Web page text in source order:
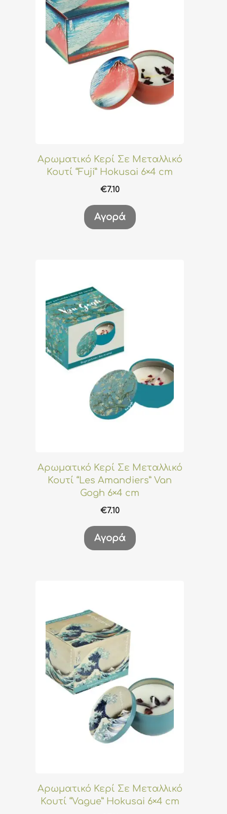
Αρωματικό Κερί Σε Μεταλλικό
Κουτί “Fuji” Hokusai 6×4 cm
€7.10
Αγορά
Αρωματικό Κερί Σε Μεταλλικό
Κουτί “Les Amandiers” Van
Gogh 6×4 cm
€7.10
Αγορά
Αρωματικό Κερί Σε Μεταλλικό
Κουτί “Vague” Hokusai 6×4 cm